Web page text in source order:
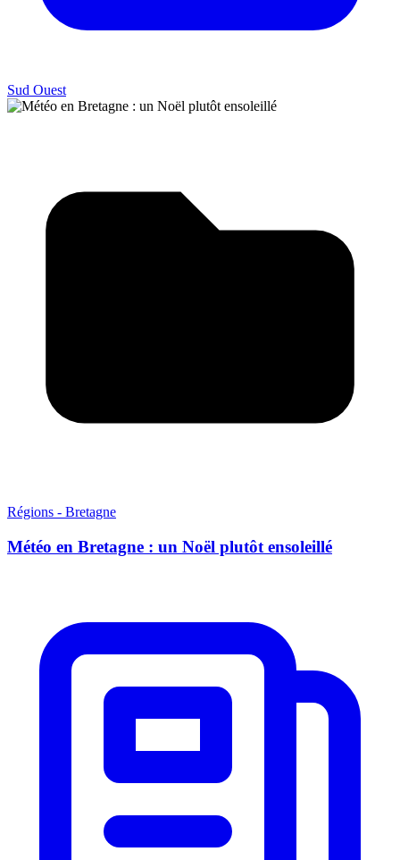
Sud Ouest
Régions - Bretagne
Météo en Bretagne : un Noël plutôt ensoleillé